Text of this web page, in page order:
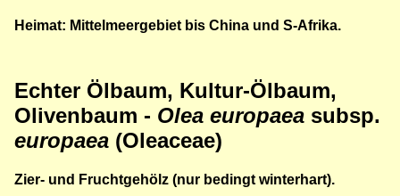
Heimat: Mittelmeergebiet bis China und S-Afrika.
Echter Ölbaum, Kultur-Ölbaum,
Olivenbaum - Olea europaea subsp.
europaea (Oleaceae)
Zier- und Fruchtgehölz (nur bedingt winterhart).